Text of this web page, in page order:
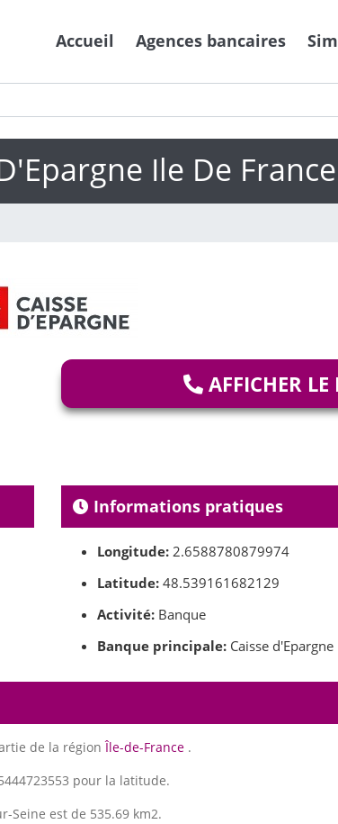
Accueil Agences bancaires
Ile De France
AFFICHER LE
Informations pratiques
Longitude: 2.6588780879974
Latitude: 48.539161682129
Activité: Banque
Banque principale: Caisse d'Epargne
de la régionÎle-de-France .
pour la latitude.
Seine est de 535.69 km2.